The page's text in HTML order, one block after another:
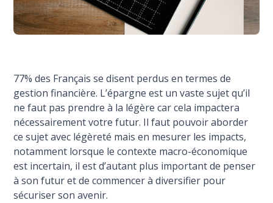
77% des Français se disent perdus en termes de
gestion financière. L’épargne est un vaste sujet qu’il
ne faut pas prendre à la légère car cela impactera
nécessairement votre futur. Il faut pouvoir aborder
ce sujet avec légèreté mais en mesurer les impacts,
notamment lorsque le contexte macro-économique
est incertain, il est d’autant plus important de penser
à son futur et de commencer à diversifier pour
sécuriser son avenir.